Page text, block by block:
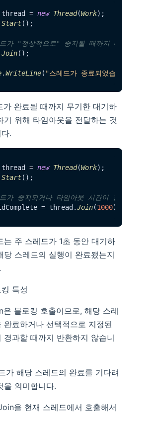
= new Thread(Work);
Start();
가 "정상적으로" 중지될 때까지 대기
Join();
.WriteLine( "스레드가 종료되었습니다."
가 완료될 때까지 무기한 대기하
기 위해 타임아웃을 전달하는 것
.
= new Thread(Work);
Start();
가 중지되거나 타임아웃 시간이 경과할 때
= thread.Join(1000
는 주 스레드가 1초 동안 대기하
당 스레드의 실행이 완료됐는지
특성
블로킹 호출이므로, 해당 스레
완료하거나 선택적으로 지정된
경과할 때까지 반환하지 않습니
가 해당 스레드의 완료를 기다려
을 의미합니다.
을 현재 스레드에서 호출해서